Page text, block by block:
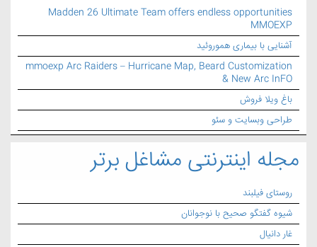
Madden 26 Ultimate Team offers endless opportunities
MMOEXP
آشنایی با بیماری هموروئید
mmoexp Arc Raiders – Hurricane Map, Beard Customization
& New Arc InFO
باغ ویلا فروش
طراحی وبسایت و سئو
مجله اینترنتی مشاغل برتر
روستای فیلبند
شیوه گفتگو صحیح با نوجوانان
غار دانیال